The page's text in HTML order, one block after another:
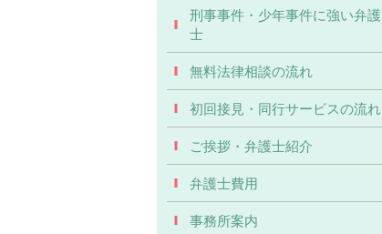
刑事事件・少年事件に強い弁護
士
無料法律相談の流れ
初回接見・同行サービスの流れ
ご挨拶・弁護士紹介
弁護士費用
事務所案内